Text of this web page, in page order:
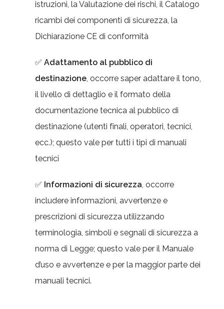
istruzioni, la Valutazione dei rischi, il Catalogo
ricambi dei componenti di sicurezza, la
Dichiarazione CE di conformità
✅ Adattamento al pubblico di
destinazione, occorre saper adattare il tono,
il livello di dettaglio e il formato della
documentazione tecnica al pubblico di
destinazione (utenti finali, operatori, tecnici,
ecc.); questo vale per tutti i tipi di manuali
tecnici
✅ Informazioni di sicurezza, occorre
includere informazioni, avvertenze e
prescrizioni di sicurezza utilizzando
terminologia, simboli e segnali di sicurezza a
norma di Legge; questo vale per il Manuale
d’uso e avvertenze e per la maggior parte dei
manuali tecnici.